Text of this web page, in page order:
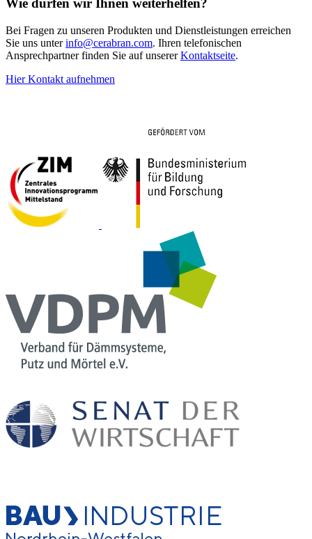
Wie dürfen wir Ihnen weiterhelfen?
Bei Fragen zu unseren Produkten und Dienstleistungen erreichen
Sie uns unterinfo@cerabran.com. Ihren telefonischen
Ansprechpartner finden Sie auf unsererKontaktseite.
Hier Kontakt aufnehmen